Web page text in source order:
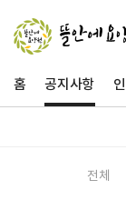
홈 공지사항
전체